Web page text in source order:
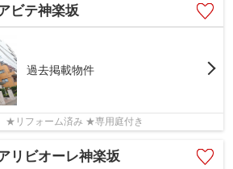
ビテ神楽坂
過去掲載物件
★リフォーム済み ★専用庭付き
リビオーレ神楽坂